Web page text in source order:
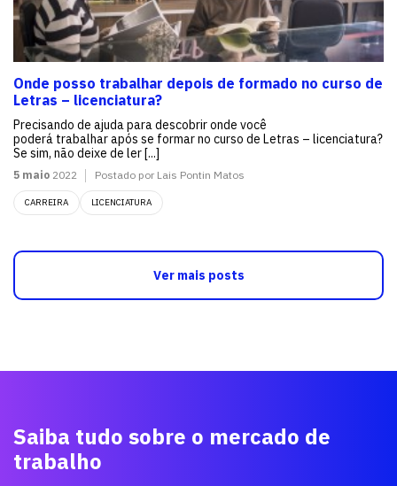
Onde posso trabalhar depois de formado no curso de
Letras – licenciatura?
Precisando de ajuda para descobrir onde você
poderá trabalhar após se formar no curso de Letras – licenciatura?
Se sim, não deixe de ler [...]
5 maio 2022 Postado por Lais Pontin Matos
CARREIRA LICENCIATURA
Ver mais posts
Saiba tudo sobre o mercado de
trabalho